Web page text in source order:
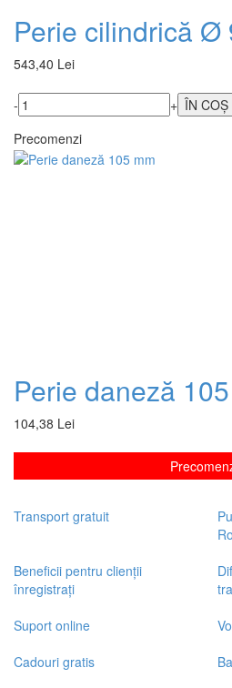
Perie cilindrică Ø
543,40 Lei
-
+
Precomenzi
Perie daneză
104,38 Lei
Transport gratuit
Beneficii pentru clienții
înregistrați
Suport online
Cadouri gratis